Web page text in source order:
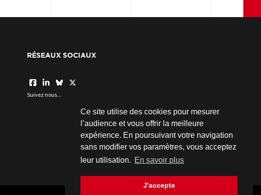
Ce site utilise des cookies pour mesurer
l’audience et vous offrir la meilleure
expérience. En poursuivant votre navigation
sans modifier vos paramètres, vous acceptez
leur utilisation. En savoir plus
J'accepte
RÉSEAUX SOCIAUX
Suivez nous...